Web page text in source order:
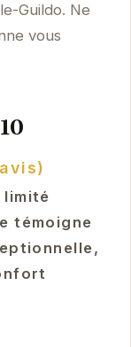
Guildo. Ne
vous
limité
témoigne